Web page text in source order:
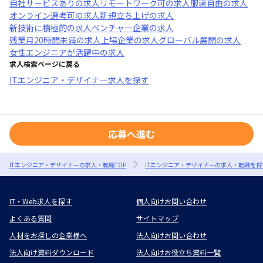
自社サービスあり の求人 リモートワーク可の求人服装自由の求人
オンライン選考可の求人新規立ち上げの求人
新技術に積極的の求人ベンチャー企業の求人
残業月20時間未満の求人上場企業の求人グローバル展開の求人
女性エンジニアが活躍中の求人
求人検索ページに戻る
ITエンジニア・デザイナー求人を探す
応募へ進む
ITエンジニア・デザイナーの求人・転職TOP ITエンジニア・デザイナーの求人・転職を
IT・Web求人を探す
個人向けお問い合わせ
よくある質問
サイトマップ
人材をお探しの企業様へ
法人向けお問い合わせ
法人向け資料ダウンロード
法人向けお役立ち資料一覧